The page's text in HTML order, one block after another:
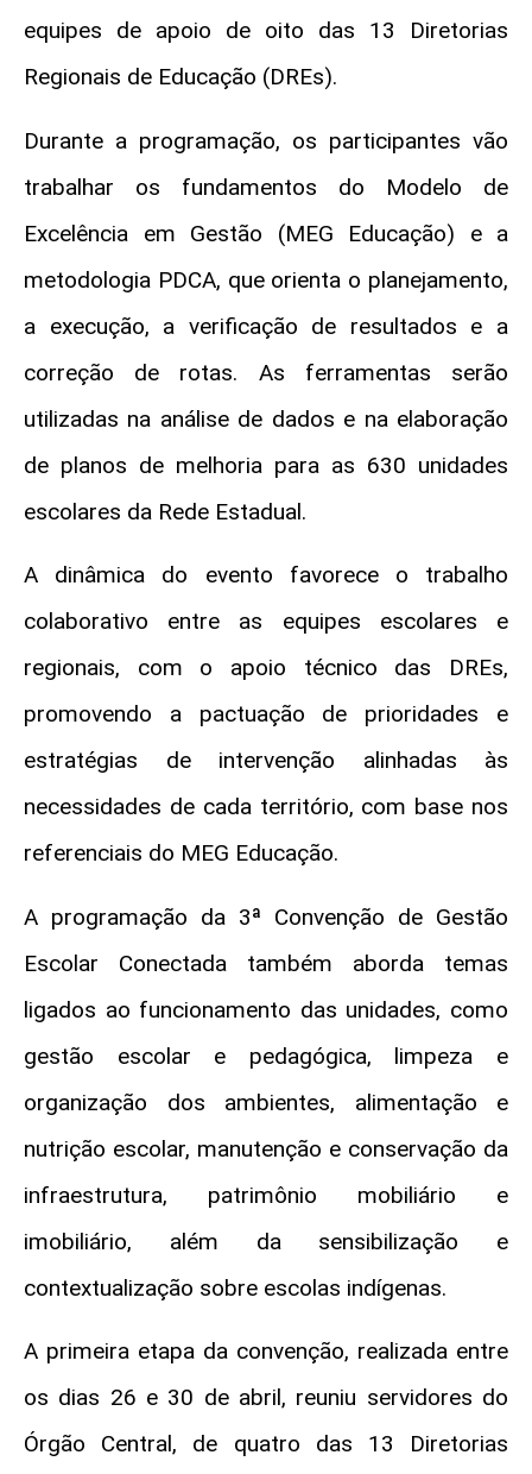
equipes de apoio de oito das 13 Diretorias
Regionais de Educação (DREs).
Durante a programação, os participantes vão
trabalhar os fundamentos do Modelo de
Excelência em Gestão (MEG Educação) e a
metodologia PDCA, que orienta o planejamento,
a execução, a verificação de resultados e a
correção de rotas. As ferramentas serão
utilizadas na análise de dados e na elaboração
de planos de melhoria para as 630 unidades
escolares da Rede Estadual.
A dinâmica do evento favorece o trabalho
colaborativo entre as equipes escolares e
regionais, com o apoio técnico das DREs,
promovendo a pactuação de prioridades e
estratégias de intervenção alinhadas às
necessidades de cada território, com base nos
referenciais do MEG Educação.
A programação da 3ª Convenção de Gestão
Escolar Conectada também aborda temas
ligados ao funcionamento das unidades, como
gestão escolar e pedagógica, limpeza e
organização dos ambientes, alimentação e
nutrição escolar, manutenção e conservação da
infraestrutura, patrimônio mobiliário e
imobiliário, além da sensibilização e
contextualização sobre escolas indígenas.
A primeira etapa da convenção, realizada entre
os dias 26 e 30 de abril, reuniu servidores do
Órgão Central, de quatro das 13 Diretorias